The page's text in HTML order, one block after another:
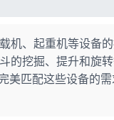
机、起重机等设备
的挖掘、提升和旋
美匹配这些设备的